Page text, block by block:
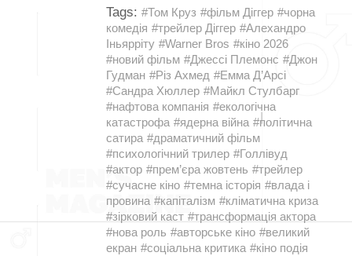
Tags: #Том Круз #фільм Діггер #чорна
комедія #трейлер Діггер #Алехандро
Іньярріту #Warner Bros #кіно 2026
#новий фільм #Джессі Племонс #Джон
Гудман #Різ Ахмед #Емма Д’Арсі
#Сандра Хюллер #Майкл Стулбарг
#нафтова компанія #екологічна
катастрофа #ядерна війна #політична
сатира #драматичний фільм
#психологічний трилер #Голлівуд
#актор #прем’єра жовтень #трейлер
#сучасне кіно #темна історія #влада і
провина #капіталізм #кліматична криза
#зірковий каст #трансформація актора
#нова роль #авторське кіно #великий
екран #соціальна критика #кіно подія